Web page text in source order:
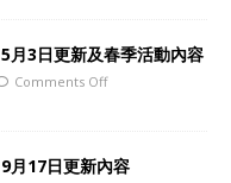
月3日更新及春季活動內容
Comments Off
月17日更新內容